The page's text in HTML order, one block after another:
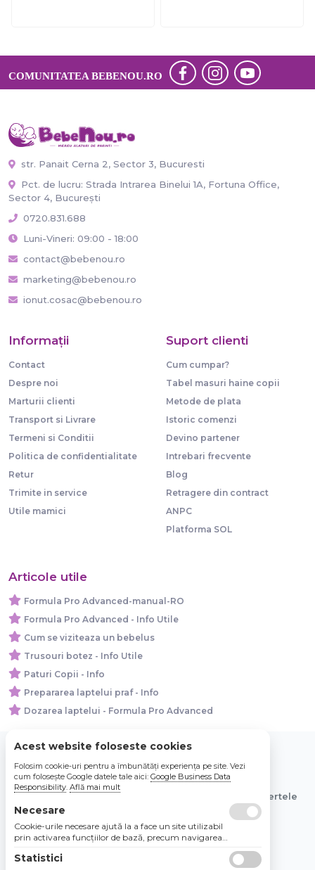
COMUNITATEA BEBENOU.RO
str. Panait Cerna 2, Sector 3, Bucuresti
Pct. de lucru: Strada Intrarea Binelui 1A, Fortuna Office,
Sector 4, București
0720.831.688
Luni-Vineri: 09:00 - 18:00
contact@bebenou.ro
marketing@bebenou.ro
ionut.cosac@bebenou.ro
Informaţii
Contact
Despre noi
Marturii clienti
Transport si Livrare
Termeni si Conditii
Politica de confidentialitate
Retur
Trimite in service
Utile mamici
Suport clienti
Cum cumpar?
Tabel masuri haine copii
Metode de plata
Istoric comenzi
Devino partener
Intrebari frecvente
Blog
Retragere din contract
ANPC
Platforma SOL
Articole utile
Formula Pro Advanced-manual-RO
Formula Pro Advanced - Info Utile
Cum se viziteaza un bebelus
Trusouri botez - Info Utile
Paturi Copii - Info
Prepararea laptelui praf - Info
Dozarea laptelui - Formula Pro Advanced
© 2026 Bebe Nou Online Store SRL
Toate preturile sunt exprimate in lei si includ tva. Ofertele
sunt valabile in limita stocului disponibil.
Acest website foloseste cookies
Folosim cookie-uri pentru a îmbunătăți experiența pe site. Vezi
cum folosește Google datele tale aici: Google Business Data
Responsibility. Află mai mult
Necesare
Cookie-urile necesare ajută la a face un site utilizabil
prin activarea funcţiilor de bază, precum navigarea
Site-ul nu poate funcţiona corespunzător fără aceste
Statistici